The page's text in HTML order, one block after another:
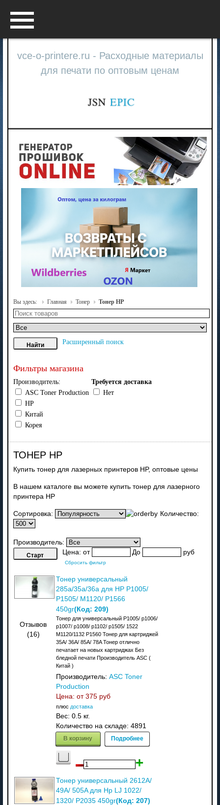
vce-o-printere.ru - Расходные материалы
для печати по оптовым ценам
Вы здесь: Главная Тонер Тонер HP
Расширенный поиск
Фильтры магазина
Производитель:
ASC Toner Production
HP
Китай
Корея
Требуется доставка
Нет
ТОНЕР HP
Купить тонер для лазерных принтеров HP, оптовые цены
В нашем каталоге вы можете купить тонер для лазерного
принтера HP
Сортировка: Количество:
Производитель:
Цена: от До руб
Сбросить фильтр
Отзывов
(16)
Тонер универсальный
285a/35a/36a для HP P1005/
P1505/ M1120/ P1566
450gr(Код: 209)
Тонер для универсальный P1005/ p1006/
p1007/ p1008/ p1102/ p1505/ 1522
M1120/1132 P1560 Тонер для картриджей
35A/ 36A/ 85A/ 78A Тонер отлично
печатает на новых картриджах Без
бледной печати Производитель ASC (
Китай )
Производитель: ASC Toner
Production
Цена: от 375 руб
плюс доставка
Вес: 0.5 кг.
Количество на складе: 4891
В корзину Подробнее
Тонер универсальный 2612A/
49A/ 505A для Hp LJ 1022/
1320/ P2035 450gr(Код: 207)